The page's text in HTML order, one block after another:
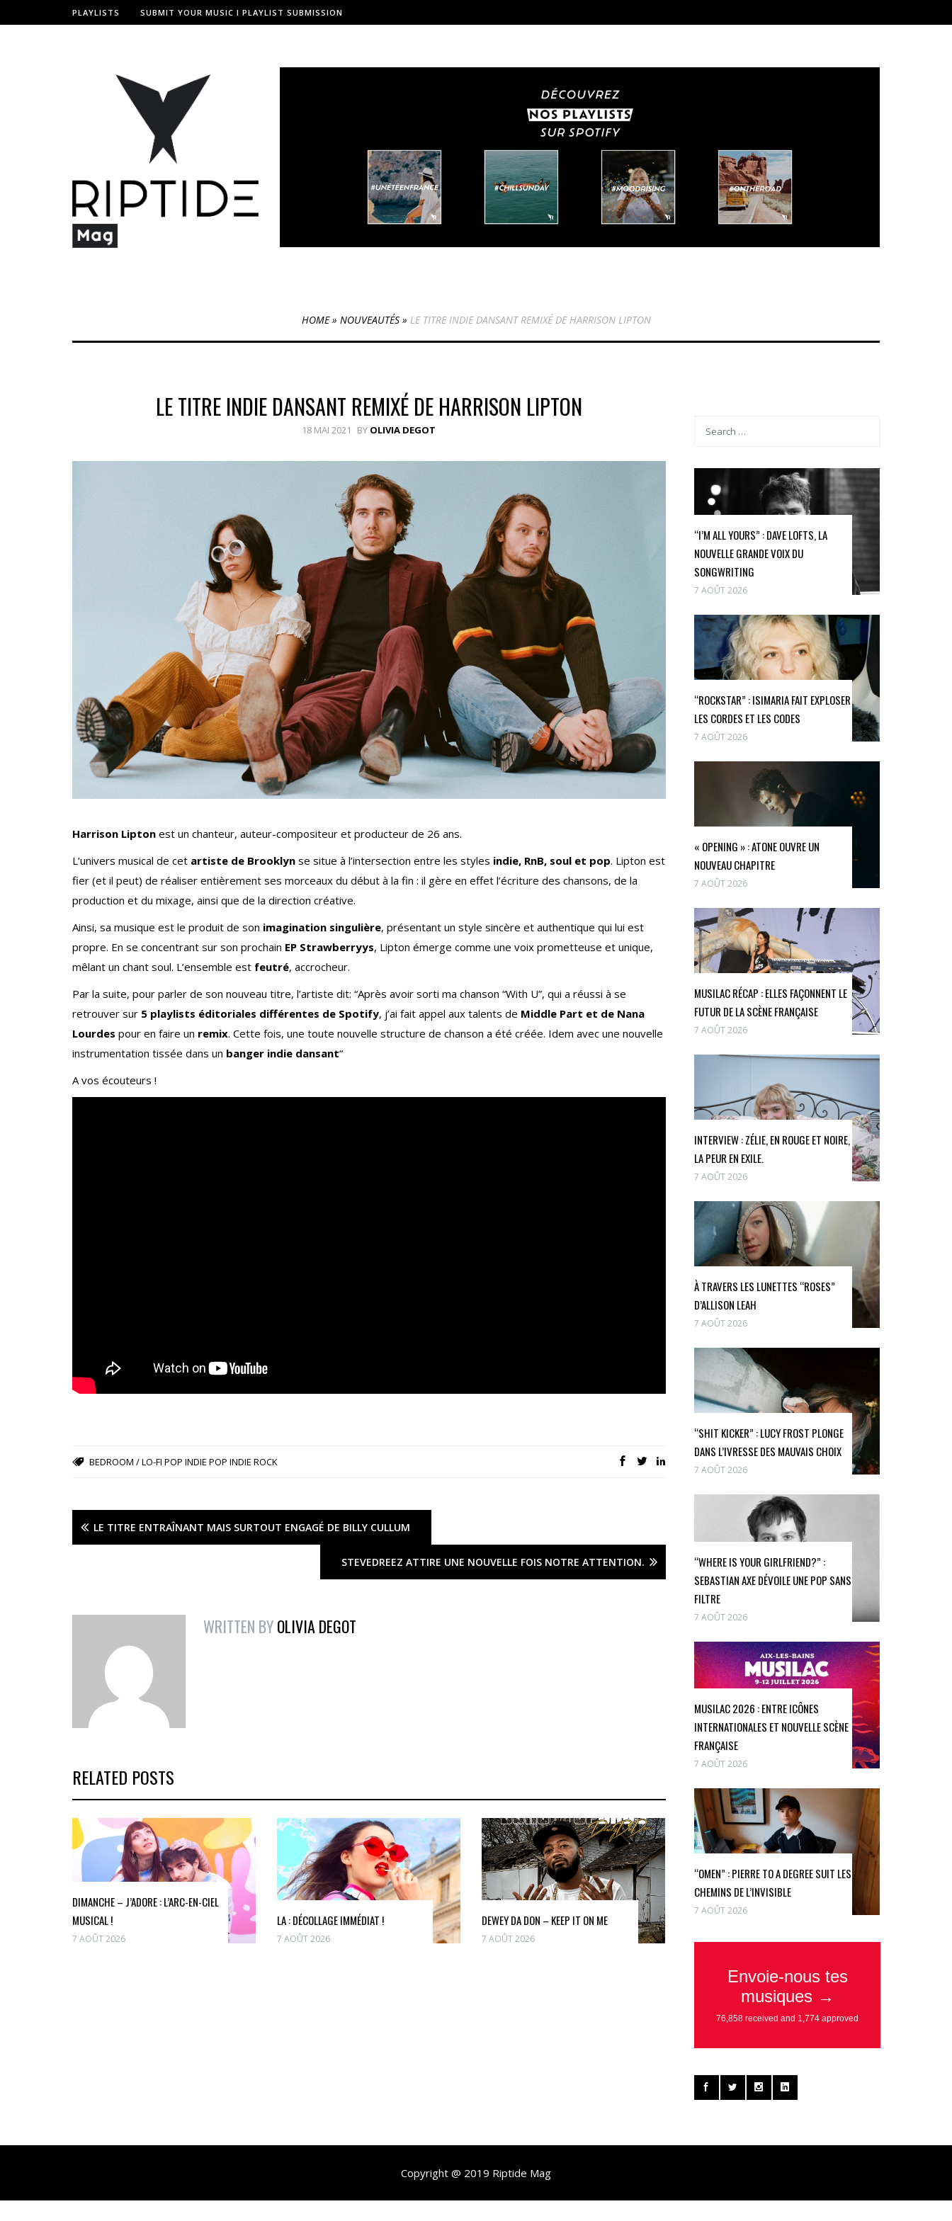
PLAYLISTS SUBMIT YOUR MUSIC I PLAYLIST SUBMISSION
HOME» NOUVEAUTÉS» LE TITRE INDIE DANSANT REMIXÉ DE HARRISON LIPTON
LE TITRE INDIE DANSANT REMIXÉ DE HARRISON LIPTON
18 MAI 2021 BY OLIVIA DEGOT
Harrison Lipton est un chanteur, auteur-compositeur et producteur de 26 ans.
L’univers musical de cet artiste de Brooklyn se situe à l’intersection entre les styles indie, RnB, soul et pop. Lipton est
fier (et il peut) de réaliser entièrement ses morceaux du début à la fin : il gère en effet l’écriture des chansons, de la
production et du mixage, ainsi que de la direction créative.
Ainsi, sa musique est le produit de son imagination singulière, présentant un style sincère et authentique qui lui est
propre. En se concentrant sur son prochain EP Strawberryys, Lipton émerge comme une voix prometteuse et unique,
mêlant un chant soul. L’ensemble est feutré, accrocheur.
Par la suite, pour parler de son nouveau titre, l’artiste dit: “Après avoir sorti ma chanson “With U”, qui a réussi à se
retrouver sur 5 playlists éditoriales différentes de Spotify, j’ai fait appel aux talents de Middle Part et de Nana
Lourdes pour en faire un remix. Cette fois, une toute nouvelle structure de chanson a été créée. Idem avec une nouvelle
instrumentation tissée dans un banger indie dansant“
A vos écouteurs !
BEDROOM / LO-FI POP INDIE POP INDIE ROCK
LE TITRE ENTRAÎNANT MAIS SURTOUT ENGAGÉ DE BILLY CULLUM
STEVEDREEZ ATTIRE UNE NOUVELLE FOIS NOTRE ATTENTION.
WRITTEN BYOLIVIA DEGOT
RELATED POSTS
DIMANCHE – J’ADORE : L’ARC-EN-CIEL
MUSICAL !
7 AOÛT 2026
LA : DÉCOLLAGE IMMÉDIAT !
7 AOÛT 2026
DEWEY DA DON – KEEP IT ON ME
7 AOÛT 2026
“I’M ALL YOURS” : DAVE LOFTS, LA
NOUVELLE GRANDE VOIX DU
SONGWRITING
7 AOÛT 2026
“ROCKSTAR” : ISIMARIA FAIT EXPLOSER
LES CORDES ET LES CODES
7 AOÛT 2026
« OPENING » : ATONE OUVRE UN
NOUVEAU CHAPITRE
7 AOÛT 2026
MUSILAC RÉCAP : ELLES FAÇONNENT LE
FUTUR DE LA SCÈNE FRANÇAISE
7 AOÛT 2026
INTERVIEW : ZÉLIE, EN ROUGE ET NOIRE,
LA PEUR EN EXILE.
7 AOÛT 2026
À TRAVERS LES LUNETTES “ROSES”
D’ALLISON LEAH
7 AOÛT 2026
“SHIT KICKER” : LUCY FROST PLONGE
DANS L’IVRESSE DES MAUVAIS CHOIX
7 AOÛT 2026
“WHERE IS YOUR GIRLFRIEND?” :
SEBASTIAN AXE DÉVOILE UNE POP SANS
FILTRE
7 AOÛT 2026
MUSILAC 2026 : ENTRE ICÔNES
INTERNATIONALES ET NOUVELLE SCÈNE
FRANÇAISE
7 AOÛT 2026
“OMEN” : PIERRE TO A DEGREE SUIT LES
CHEMINS DE L’INVISIBLE
7 AOÛT 2026
Copyright @ 2019 Riptide Mag